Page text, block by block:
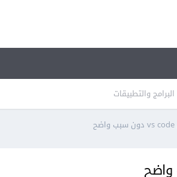
البرامج والتطبيقات